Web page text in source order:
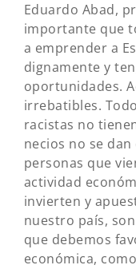
Eduardo Abad,
importante que
a emprender a
dignamente y
oportunidades.
irrebatibles.
racistas no
necios no se
personas que
actividad
invierten y
nuestro país,
que debemos
económica,